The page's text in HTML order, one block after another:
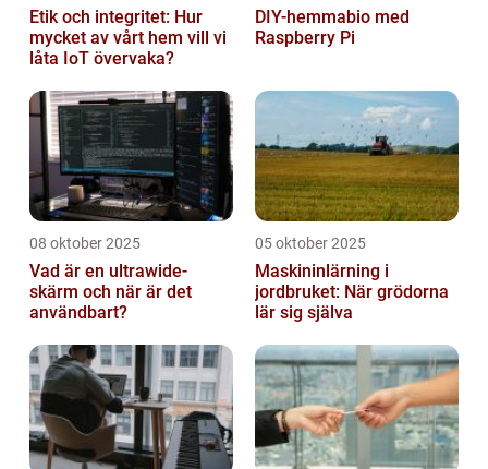
Etik och integritet: Hur
mycket av vårt hem vill vi
låta IoT övervaka?
DIY-hemmabio med
Raspberry Pi
08 oktober 2025
Vad är en ultrawide-
skärm och när är det
användbart?
05 oktober 2025
Maskininlärning i
jordbruket: När grödorna
lär sig själva